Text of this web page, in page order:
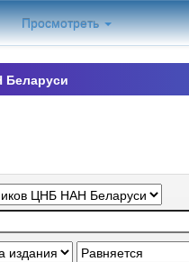
Просмотреть
Беларуси